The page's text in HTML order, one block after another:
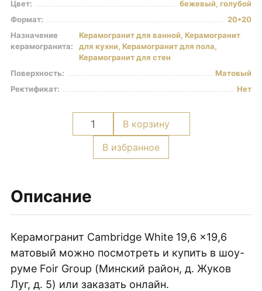
Цвет:
бежевый, голубой
Формат:
20*20
Назначение
керамогранита:
Керамогранит для ванной, Керамогранит
для кухни, Керамогранит для пола,
Керамогранит для стен
Поверхность:
Матовый
Ректификат:
Нет
В избранное
Количество
товара
Керамогранит
Cambridge
x19,6
матовый
В корзину
Описание
Керамогранит Cambridge White 19,6 x19,6
матовый можно посмотреть и купить в шоу-
руме Foir Group (Минский район, д. Жуков
Луг, д. 5) или заказать онлайн.
Белый керамогранит
Черно-белый керамогранит
Бежевый керамогранит
Керамогранит коричневый
Черный керамогранит
Керамогранит для ванной
Керамогранит для фасада
Керамогранит для кухни
Керамогранит для стен
Керамическая плитка
Плитка керамическая глянцевая
Плитка керамическая матовая